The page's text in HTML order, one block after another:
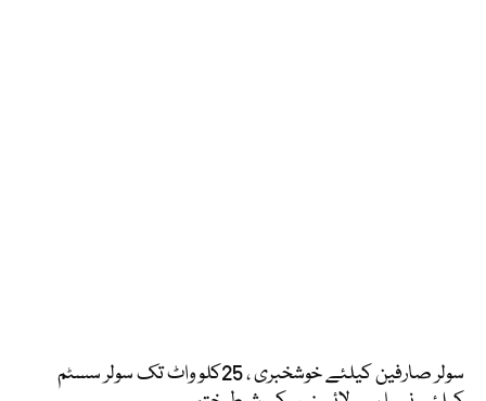
سولر صارفین کیلئے خوشخبری ، 25کلو واٹ تک سولر سسٹم